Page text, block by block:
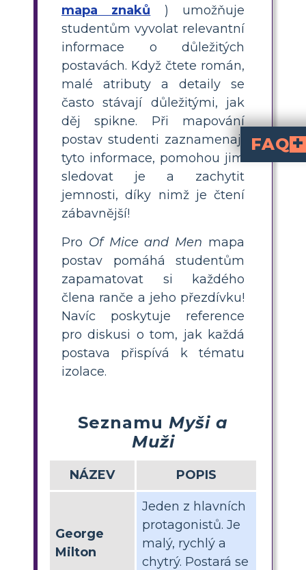
mapa znaků ) umožňuje
studentům vyvolat relevantní
informace o důležitých
postavách. Když čtete román,
malé atributy a detaily se
často stávají důležitými, jak
děj spikne. Při mapování
postav studenti zaznamenají
tyto informace, pomohou jim
sledovat je a zachytit
jemnosti, díky nimž je čtení
zábavnější!
Pro Of Mice and Men mapa
postav pomáhá studentům
zapamatovat si každého
člena ranče a jeho přezdívku!
Navíc poskytuje reference
pro diskusi o tom, jak každá
postava přispívá k tématu
izolace.
Seznamu Myši a
Muži
NÁZEV POPIS
George
Milton
Jeden z hlavních
protagonistů. Je
malý, rychlý a
chytrý. Postará se
FAQ